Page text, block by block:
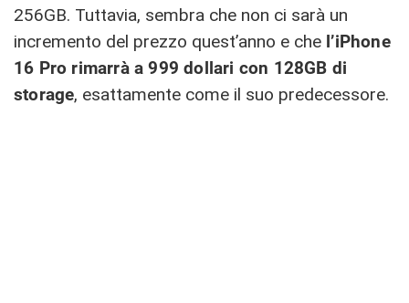
256GB. Tuttavia, sembra che non ci sarà un
incremento del prezzo quest’anno e che l’iPhone
16 Pro rimarrà a 999 dollari con 128GB di
storage, esattamente come il suo predecessore.